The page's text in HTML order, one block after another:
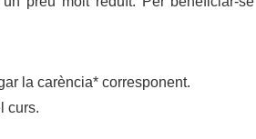
la carència* corresponent.
curs.